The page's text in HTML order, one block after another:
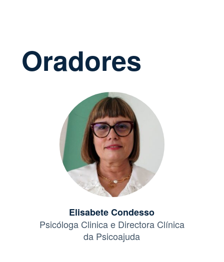
Oradores
Elisabete Condesso
Psicóloga Clinica e Directora Clínica
da Psicoajuda